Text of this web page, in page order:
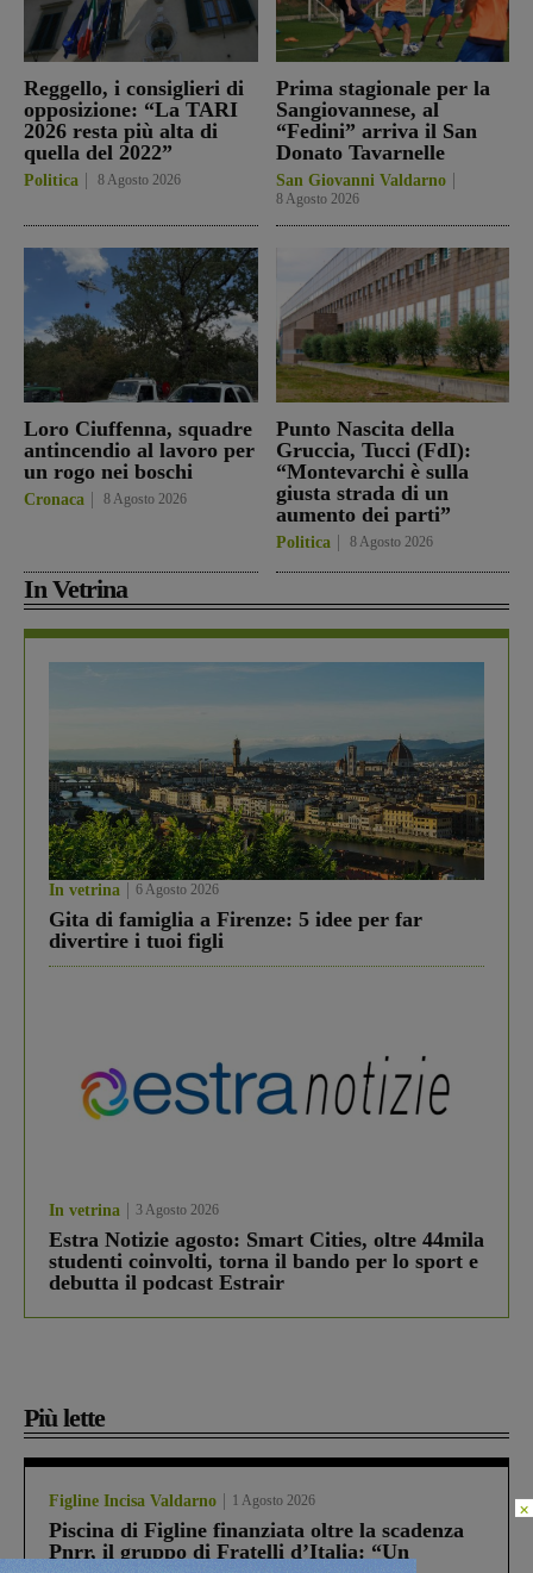
Reggello, i consiglieri di
opposizione: “La TARI
2026 resta più alta di
quella del 2022”
Politica 8 Agosto 2026
Prima stagionale per la
Sangiovannese, al
“Fedini” arriva il San
Donato Tavarnelle
San Giovanni Valdarno
8 Agosto 2026
Loro Ciuffenna, squadre
antincendio al lavoro per
un rogo nei boschi
Cronaca 8 Agosto 2026
Punto Nascita della
Gruccia, Tucci (FdI):
“Montevarchi è sulla
giusta strada di un
aumento dei parti”
Politica 8 Agosto 2026
In Vetrina
In vetrina 6 Agosto 2026
Gita di famiglia a Firenze: 5 idee per far
divertire i tuoi figli
In vetrina 3 Agosto 2026
Estra Notizie agosto: Smart Cities, oltre 44mila
studenti coinvolti, torna il bando per lo sport e
debutta il podcast Estrair
Più lette
Figline Incisa Valdarno 1 Agosto 2026
Piscina di Figline finanziata oltre la scadenza
Pnrr, il gruppo di Fratelli d’Italia: “Un
×